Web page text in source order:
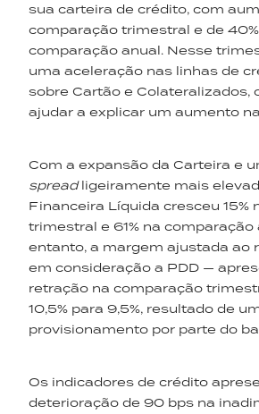
sua carteira de crédito, com
comparação trimestral e de
comparação anual. Nesse
uma aceleração nas linhas de
sobre Cartão e Colateralizados,
ajudar a explicar um aumento
Com a expansão da Carteira e
spreadligeiramente mais
Financeira Líquida cresceu 15%
trimestral e 61% na comparação
entanto, a margem ajustada ao
em consideração a PDD —
retração na comparação
10,5% para 9,5%, resultado de
provisionamento por parte do
Os indicadores de crédito
deterioração de 90 bps na